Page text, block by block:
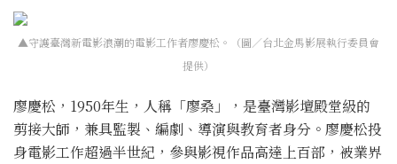
▲守護臺灣新電影浪潮的電影工作者廖慶松。（圖／台北金馬影展執行委員會
提供）
廖慶松，1950年生，人稱「廖桑」，是臺灣影壇殿堂級的
剪接大師，兼具監製、編劇、導演與教育者身分。廖慶松投
身電影工作超過半世紀，參與影視作品高達上百部，被業界